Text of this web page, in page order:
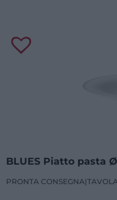
BLUES Piatto pasta
PRONTA CONSEGNA|TAVOLA